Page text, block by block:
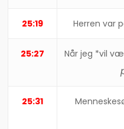
25:19 Herren var
25:27 Når jeg *vil
25:31